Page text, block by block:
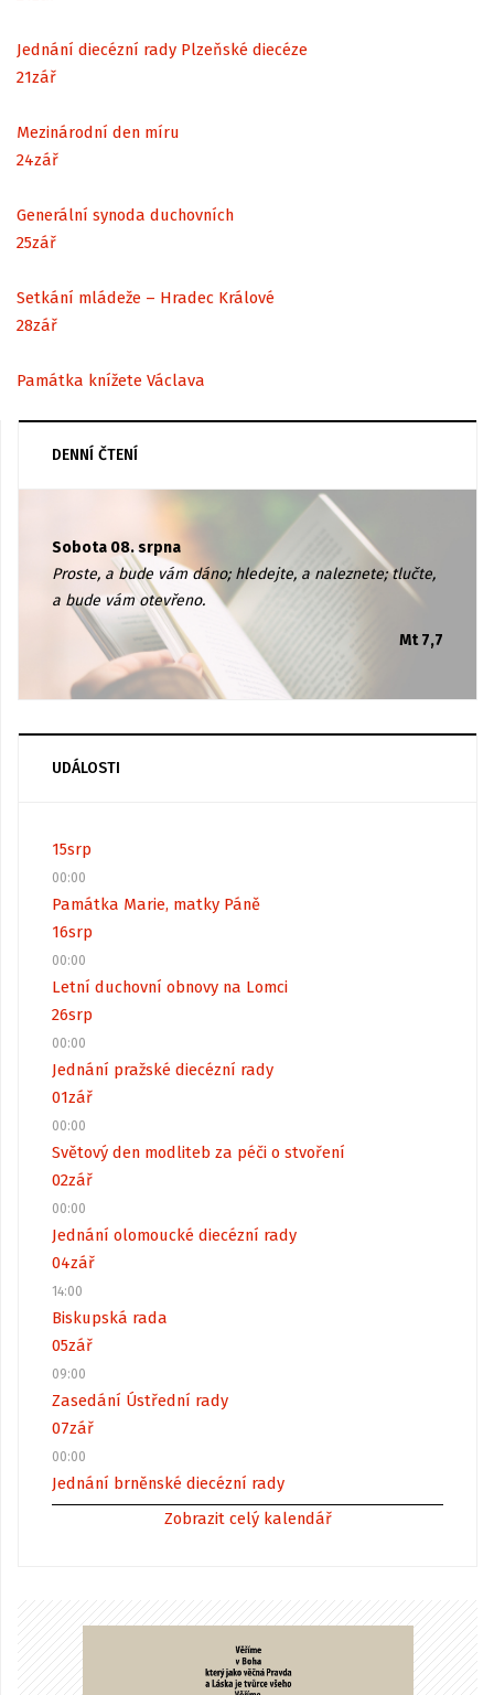
Jednání diecézní rady Plzeňské diecéze
21zář
Mezinárodní den míru
24zář
Generální synoda duchovních
25zář
Setkání mládeže – Hradec Králové
28zář
Památka knížete Václava
DENNÍ ČTENÍ
Sobota 08. srpna
Proste, a bude vám dáno; hledejte, a naleznete; tlučte,
a bude vám otevřeno.
Mt 7,7
UDÁLOSTI
15srp
00:00
Památka Marie, matky Páně
16srp
00:00
Letní duchovní obnovy na Lomci
26srp
00:00
Jednání pražské diecézní rady
01zář
00:00
Světový den modliteb za péči o stvoření
02zář
00:00
Jednání olomoucké diecézní rady
04zář
14:00
Biskupská rada
05zář
09:00
Zasedání Ústřední rady
07zář
00:00
Jednání brněnské diecézní rady
Zobrazit celý kalendář